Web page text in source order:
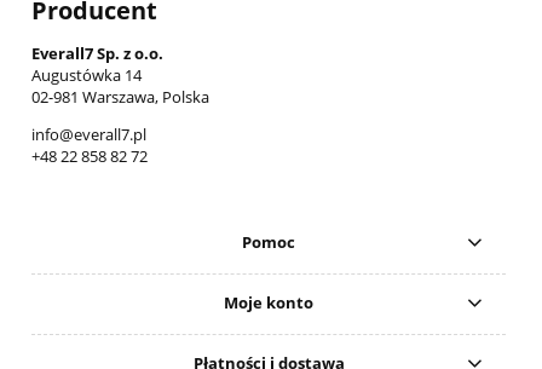
Producent
Everall7 Sp. z o.o.
Augustówka 14
02-981 Warszawa, Polska
info@everall7.pl
+48 22 858 82 72
Pomoc
Moje konto
Płatności i dostawa